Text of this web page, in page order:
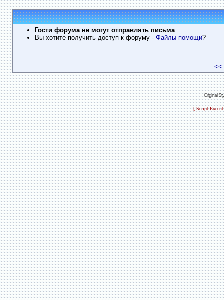
Гости форума не могут отправлять письма
Вы хотите получить доступ к форуму - Файлы помощи?
<<
Original
[ Script